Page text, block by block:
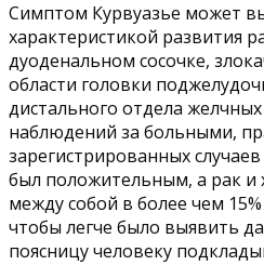
Симптом Курвуазье может
характеристикой развития
дуоденальном сосочке,
области головки
дистального отдела
наблюдений за больными,
зарегистрированных
был положительным, а рак и
между собой в более чем
чтобы легче было выявить
поясницу человеку